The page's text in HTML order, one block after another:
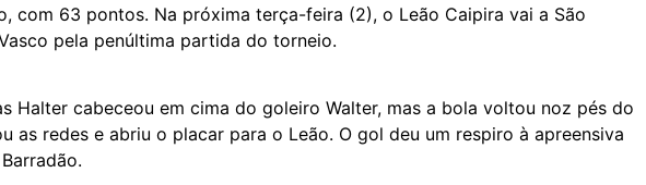
com 63 pontos. Na próxima terça-feira (2), o Leão Caipira vai a São
pela penúltima partida do torneio.
Halter cabeceou em cima do goleiro Walter, mas a bola voltou noz pés do
as redes e abriu o placar para o Leão. O gol deu um respiro à apreensiva